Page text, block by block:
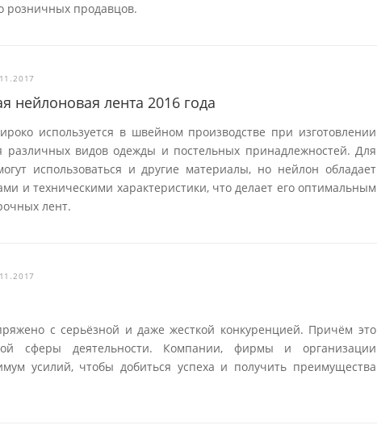
розничных продавцов.
нейлоновая лента 2016 года
используется в швейном производстве при изготовлении
различных видов одежды и постельных принадлежностей. Для
использоваться и другие материалы, но нейлон обладает
и техническими характеристики, что делает его оптимальным
лент.
с серьёзной и даже жесткой конкуренцией. Причём это
сферы деятельности. Компании, фирмы и организации
усилий, чтобы добиться успеха и получить преимущества